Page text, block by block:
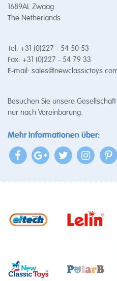
1689AL Zwaag
The Netherlands
Tel: +31 (0)227 - 54 50 53
Fax: +31 (0)227 - 54 79 33
E-mail:
Besuchen Sie unsere
nur nach Vereinbarung.
Mehr Informationen über: